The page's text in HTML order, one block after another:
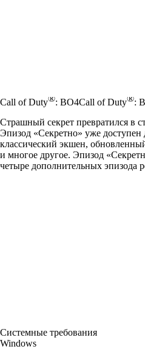
Call of Duty®: BO4Call of Duty®:
Страшный секрет превратился в
Эпизод «Секретно» уже
классический экшен,
и многое другое. Эпизод
четыре дополнительных
Системные требования
Windows